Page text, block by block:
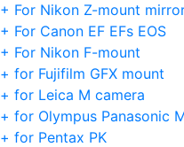
+ For Nikon Z-mount
+ For Canon EF EFs EOS
+ For Nikon F-mount
+ for Fujifilm GFX mount
+ for Leica M camera
+ for Olympus Panasonic
+ for Pentax PK